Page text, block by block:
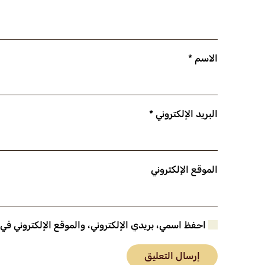
الاسم *
البريد الإلكتروني *
الموقع الإلكتروني
احفظ اسمي، بريدي الإلكتروني، والموقع الإلكتروني
إرسال التعليق